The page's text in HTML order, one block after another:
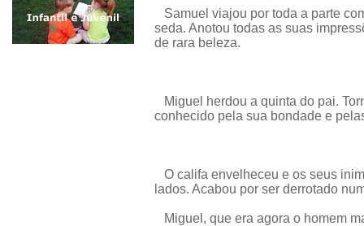
Samuel viajou por toda a parte
seda. Anotou todas as suas
de rara beleza.
Miguel herdou a quinta do pai.
conhecido pela sua bondade e
O califa envelheceu e os seus
lados. Acabou por ser derrotado
Miguel, que era agora o homem